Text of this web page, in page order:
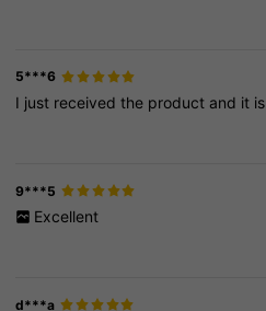
5***6
I just receivedthe product and it is
9***5
Excellent
d***a